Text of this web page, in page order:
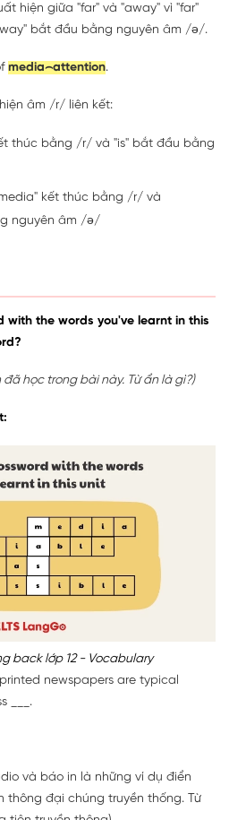
hiện giữa "far" và "away" vì "far"
bắt đầu bằng nguyên âm /ə/.
media⌢attention.
âm /r/ liên kết:
thúc bằng /r/ và "is" bắt đầu bằng
kết thúc bằng /r/ và
nguyên âm /ə/
with the words you've learnt in this
học trong bài này. Từ ẩn là gì?)
back lớp 12 - Vocabulary
newspapers are typical
___.
và báo in là những ví dụ điển
thông đại chúng truyền thống. Từ